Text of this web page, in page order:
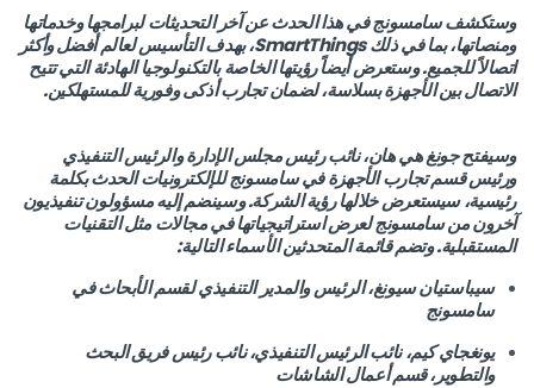
وستكشف سامسونج في هذا الحدث عن آخر التحديثات لبرامجها وخدماتها
ومنصاتها، بما في ذلك SmartThings، بهدف التأسيس لعالم أفضل وأكثر
اتصالاً للجميع. وستعرض أيضاً رؤيتها الخاصة بالتكنولوجيا الهادئة التي تتيح
الاتصال بين الأجهزة بسلاسة، لضمان تجارب أذكى وفورية للمستهلكين.
وسيفتح جونغ هي هان، نائب رئيس مجلس الإدارة والرئيس التنفيذي
ورئيس قسم تجارب الأجهزة في سامسونج للإلكترونيات الحدث بكلمة
رئيسية، سيستعرض خلالها رؤية الشركة. وسينضم إليه مسؤولون تنفيذيون
آخرون من سامسونج لعرض استراتيجياتها في مجالات مثل التقنيات
المستقبلية. وتضم قائمة المتحدثين الأسماء التالية:
سيباستيان سيونغ، الرئيس والمدير التنفيذي لقسم الأبحاث في
سامسونج
يونغجاي كيم، نائب الرئيس التنفيذي، نائب رئيس فريق البحث
والتطوير، قسم أعمال الشاشات